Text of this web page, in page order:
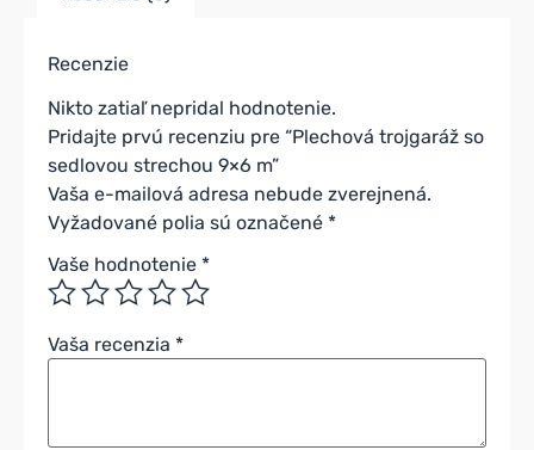
Recenzie
Nikto zatiaľ nepridal hodnotenie.
Pridajte prvú recenziu pre “Plechová trojgaráž so
sedlovou strechou 9×6 m”
Vaša e-mailová adresa nebude zverejnená.
Vyžadované polia sú označené *
Vaše hodnotenie *
Vaša recenzia *